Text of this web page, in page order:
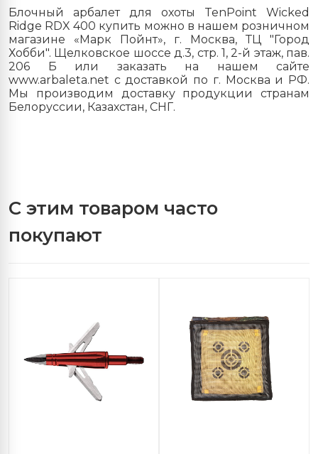
Блочный арбалет для охоты TenPoint Wicked
Ridge RDX 400 купить можно в нашем розничном
магазине «Марк Пойнт», г. Москва, ТЦ "Город
Хобби". Щелковское шоссе д.3, стр. 1, 2-й этаж, пав.
206 Б или заказать на нашем сайте
www.arbaleta.net с доставкой по г. Москва и РФ.
Мы производим доставку продукции странам
Белоруссии, Казахстан, СНГ.
С этим товаром часто
покупают